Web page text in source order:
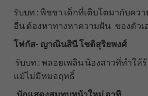
รับบท : พิชชา เด็กที่เติบโตมากับคว
อื่น ต้องหาทางหาความฝัน ของตัวเ
โฟกัส- ญาณินสินี โชติสุริยพงศ์
รับบท : พลอยเพลิน น้องสาวที่ทำให้
แม้ไม่มีหมอฤทธิ์